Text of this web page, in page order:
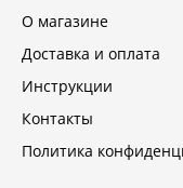
О магазине
Доставка и оплата
Инструкции
Контакты
Политика